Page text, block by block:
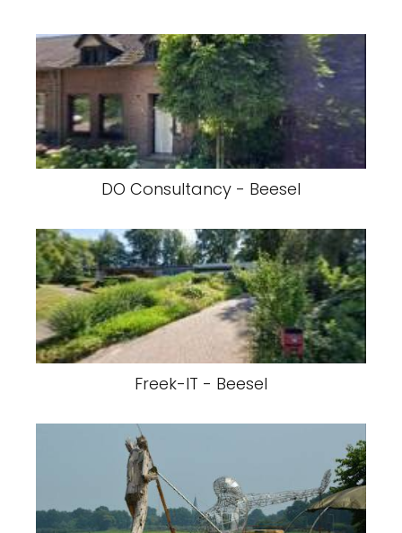
DO Consultancy - Beesel
Freek-IT - Beesel